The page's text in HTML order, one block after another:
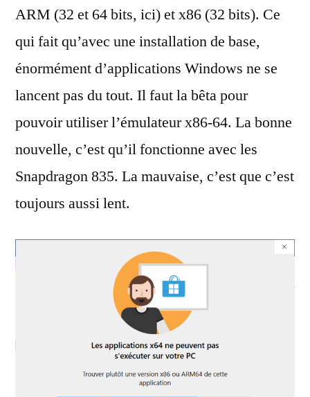
ARM (32 et 64 bits, ici) et x86 (32 bits). Ce
qui fait qu’avec une installation de base,
énormément d’applications Windows ne se
lancent pas du tout. Il faut la bêta pour
pouvoir utiliser l’émulateur x86-64. La bonne
nouvelle, c’est qu’il fonctionne avec les
Snapdragon 835. La mauvaise, c’est que c’est
toujours aussi lent.